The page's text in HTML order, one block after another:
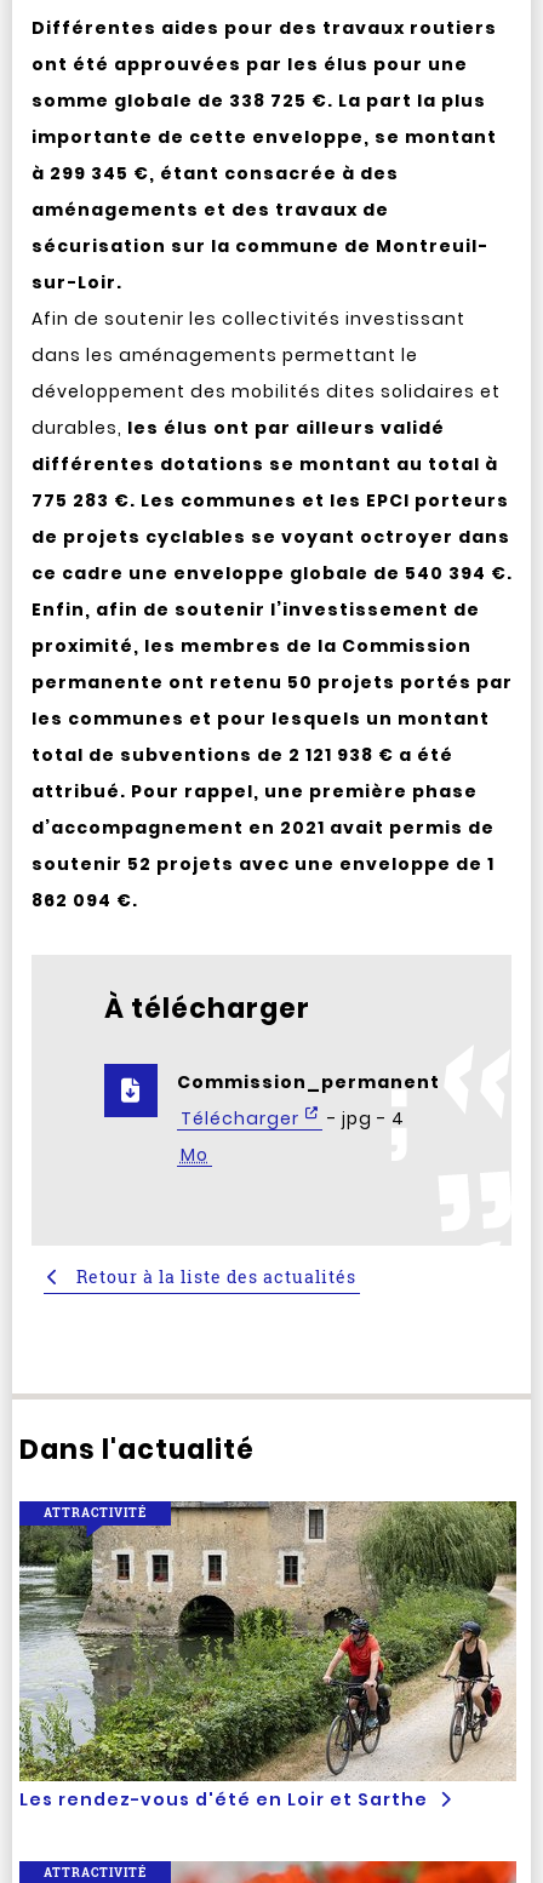
Différentes aides pour des travaux routiers
ont été approuvées par les élus pour une
somme globale de 338 725 €. La part la plus
importante de cette enveloppe, se montant
à 299 345 €, étant consacrée à des
aménagements et des travaux de
sécurisation sur la commune de Montreuil-
sur-Loir.
Afin de soutenir les collectivités investissant
dans les aménagements permettant le
développement des mobilités dites solidaires et
durables, les élus ont par ailleurs validé
différentes dotations se montant au total à
775 283 €. Les communes et les EPCI porteurs
de projets cyclables se voyant octroyer dans
ce cadre une enveloppe globale de 540 394 €.
Enfin, afin de soutenir l’investissement de
proximité, les membres de la Commission
permanente ont retenu 50 projets portés par
les communes et pour lesquels un montant
total de subventions de 2 121 938 € a été
attribué. Pour rappel, une première phase
d’accompagnement en 2021 avait permis de
soutenir 52 projets avec une enveloppe de 1
862 094 €.
À télécharger
Commission_permanente__3.jpg
Télécharger
- jpg - 4
Mo
Retour à la liste des actualités
Dans l'actualité
Les rendez-vous d'été en Loir et Sarthe
ATTRACTIVITÉ
ATTRACTIVITÉ